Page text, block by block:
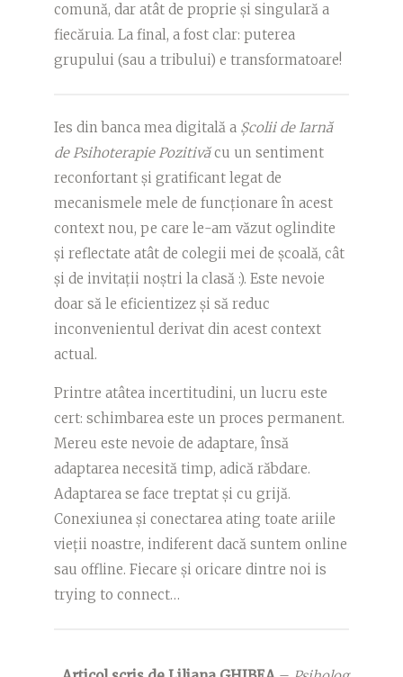
comună, dar atât de proprie și singulară a
fiecăruia. La final, a fost clar: puterea
grupului (sau a tribului) e transformatoare!
Ies din banca mea digitală a Școlii de Iarnă
de Psihoterapie Pozitivăcu un sentiment
reconfortant și gratificant legat de
mecanismele mele de funcționare în acest
context nou, pe care le-am văzut oglindite
și reflectate atât de colegii mei de școală, cât
și de invitații noștri la clasă :). Este nevoie
doar să le eficientizez și să reduc
inconvenientul derivat din acest context
actual.
Printre atâtea incertitudini, un lucru este
cert: schimbarea este un proces permanent.
Mereu este nevoie de adaptare, însă
adaptarea necesită timp, adică răbdare.
Adaptarea se face treptat și cu grijă.
Conexiunea și conectarea ating toate ariile
vieții noastre, indiferent dacă suntem online
sau offline. Fiecare și oricare dintre noi is
trying to connect…